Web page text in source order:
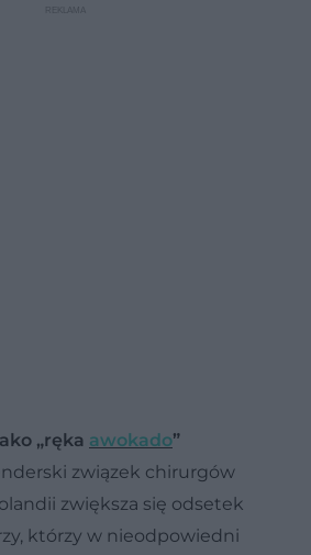
„ręka awokado”
związek chirurgów
zwiększa się odsetek
którzy w nieodpowiedni